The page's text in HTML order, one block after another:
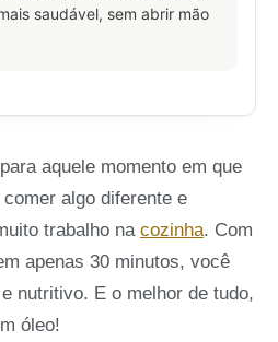
saudável, sem abrir mão
aquele momento em que
algo diferente e
trabalho na cozinha. Com
apenas 30 minutos, você
nutritivo. E o melhor de tudo,
óleo!